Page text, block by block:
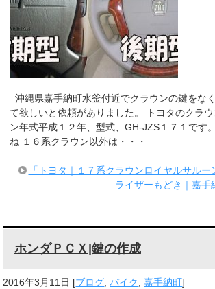
沖縄県嘉手納町水釜付近でクラウンの鍵をな
て欲しいと依頼がありました。 トヨタのクラ
ン年式平成１２年、型式、GH-JZS１７１です
ね １６系クラウン以外は・・・
「トヨタ｜１７系クラウンロイヤルサル
ライザーもどき｜嘉手
ホンダＰＣＸ|鍵の作成
2016年3月11日 [ブログ ,バイク ,嘉手納町]